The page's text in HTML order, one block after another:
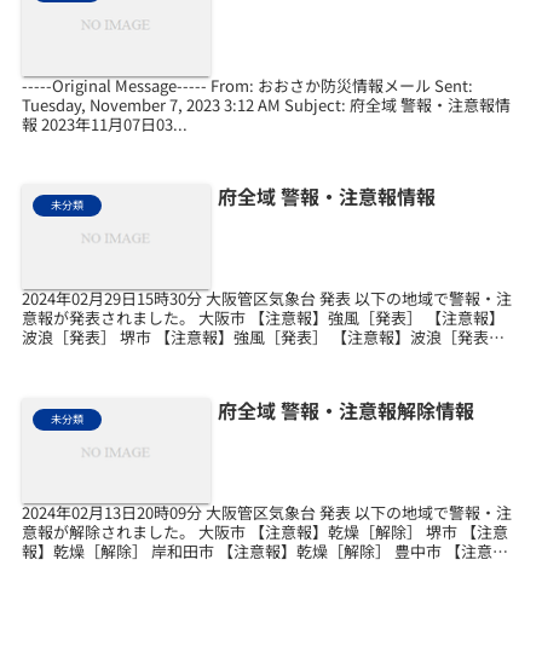
-----Original Message----- From: おおさか防災情報メール Sent:
Tuesday, November 7, 2023 3:12 AM Subject: 府全域 警報・注意報情
報 2023年11月07日03...
未分類 府全域 警報・注意報情報
2024年02月29日15時30分 大阪管区気象台 発表 以下の地域で警報・注
意報が発表されました。 大阪市 【注意報】強風［発表］ 【注意報】
波浪［発表］ 堺市 【注意報】強風［発表］ 【注意報】波浪［発表］
未分類 府全域 警報・注意報解除情報
2024年02月13日20時09分 大阪管区気象台 発表 以下の地域で警報・注
意報が解除されました。 大阪市 【注意報】乾燥［解除］ 堺市 【注意
報】乾燥［解除］ 岸和田市 【注意報】乾燥［解除］ 豊中市 【注意